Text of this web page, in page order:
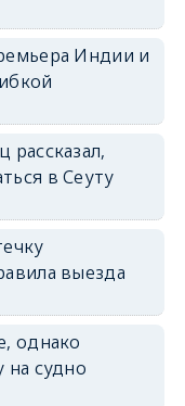
Индии и
рассказал,
в Сеуту
выезда
однако
на судно